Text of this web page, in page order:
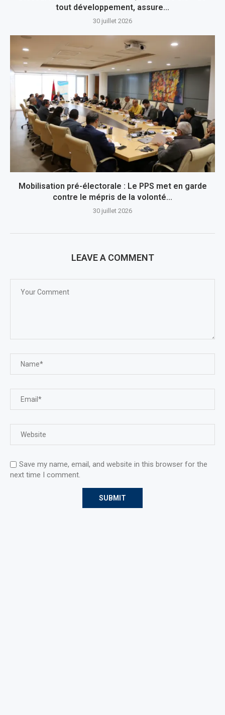
tout développement, assure...
30 juillet 2026
Mobilisation pré-électorale : Le PPS met en garde
contre le mépris de la volonté...
30 juillet 2026
LEAVE A COMMENT
Save my name, email, and website in this browser for the
next time I comment.